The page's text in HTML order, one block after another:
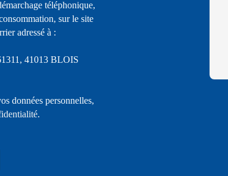
téléphonique,
sur le site
adressé à :
41013 BLOIS
données personnelles,
.